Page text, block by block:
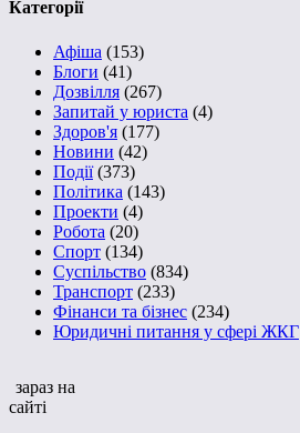
Категорії
Афіша (153)
Блоги (41)
Дозвілля (267)
Запитай у юриста (4)
Здоров'я (177)
Новини (42)
Події(373)
Політика (143)
Проекти (4)
Робота (20)
Спорт (134)
Суспільство (834)
Транспорт (233)
Фінанси та бізнес (234)
Юридичні питання у сфері ЖКГ
зараз на
сайті